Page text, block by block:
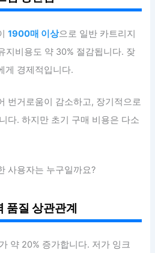
1900매 이상으로 일반 카트리지
지비용도 약 30% 절감됩니다. 잦
게 경제적입니다.
번거로움이 감소하고, 장기적으로
다. 하지만 초기 구매 비용은 다소
사용자는 누구일까요?
품질 상관관계
약 20% 증가합니다. 저가 잉크